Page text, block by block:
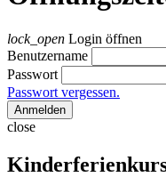
lock_open Login öffnen
Benutzername
Passwort
Passwort vergessen.
Anmelden
close